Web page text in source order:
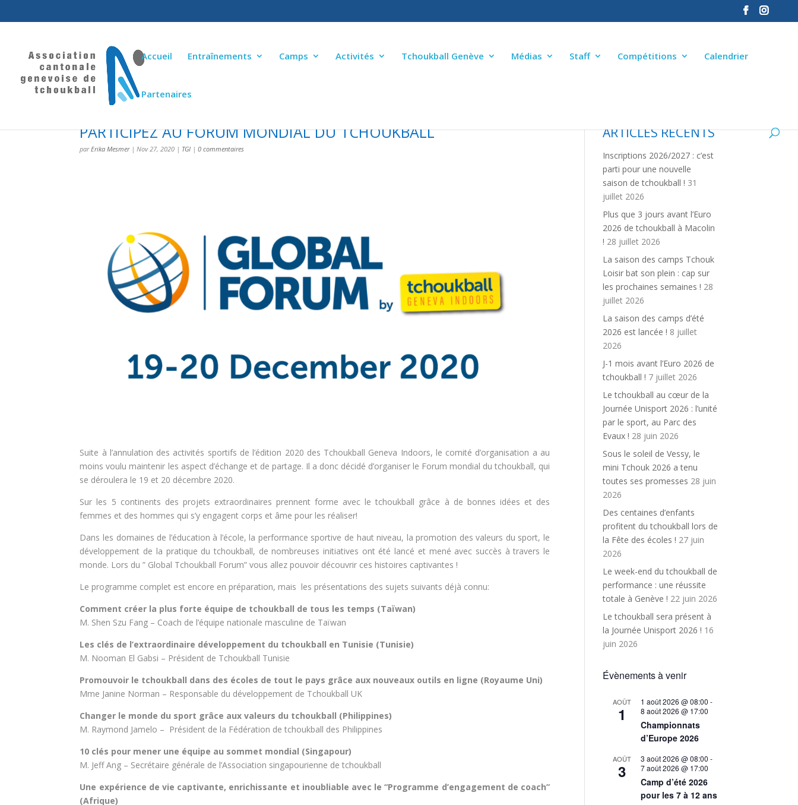
Accueil Entraînements Camps Activités Tchoukball Genève Médias Staff Compétitions Calendrier
Partenaires
PARTICIPEZ AU FORUM MONDIAL DU TCHOUKBALL
parErika Mesmer|Nov 27, 2020 | TGI |0 commentaires
Suite à l’annulation des activités sportifs de l’édition 2020 des Tchoukball Geneva Indoors, le comité d’organisation a au
moins voulu maintenir les aspect d’échange et de partage. Il a donc décidé d’organiser le Forum mondial du tchoukball, qui
se déroulera le 19 et 20 décembre 2020.
Sur les 5 continents des projets extraordinaires prennent forme avec le tchoukball grâce à de bonnes idées et des
femmes et des hommes qui s’y engagent corps et âme pour les réaliser!
Dans les domaines de l’éducation à l’école, la performance sportive de haut niveau, la promotion des valeurs du sport, le
développement de la pratique du tchoukball, de nombreuses initiatives ont été lancé et mené avec succès à travers le
monde. Lors du ” Global Tchoukball Forum” vous allez pouvoir découvrir ces histoires captivantes !
Le programme complet est encore en préparation, mais les présentations des sujets suivants déjà connu:
Comment créer la plus forte équipe de tchoukball de tous les temps (Taïwan)
M. Shen Szu Fang – Coach de l’équipe nationale masculine de Taïwan
Les clés de l’extraordinaire développement du tchoukball en Tunisie (Tunisie)
M. Nooman El Gabsi – Président de Tchoukball Tunisie
Promouvoir le tchoukball dans des écoles de tout le pays grâce aux nouveaux outils en ligne (Royaume Uni)
Mme Janine Norman – Responsable du développement de Tchoukball UK
Changer le monde du sport grâce aux valeurs du tchoukball (Philippines)
M. Raymond Jamelo – Président de la Fédération de tchoukball des Philippines
10 clés pour mener une équipe au sommet mondial (Singapour)
M. Jeff Ang – Secrétaire générale de l’Association singapourienne de tchoukball
Une expérience de vie captivante, enrichissante et inoubliable avec le “Programme d’engagement de coach”
(Afrique)
ARTICLES RÉCENTS
Inscriptions 2026/2027 : c’est
parti pour une nouvelle
saison de tchoukball ! 31
juillet 2026
Plus que 3 jours avant l’Euro
2026 de tchoukball à Macolin
! 28 juillet 2026
La saison des camps Tchouk
Loisir bat son plein : cap sur
les prochaines semaines ! 28
juillet 2026
La saison des camps d’été
2026 est lancée ! 8 juillet
2026
J-1 mois avant l’Euro 2026 de
tchoukball ! 7 juillet 2026
Le tchoukball au cœur de la
Journée Unisport 2026 : l’unité
par le sport, au Parc des
Evaux ! 28 juin 2026
Sous le soleil de Vessy, le
mini Tchouk 2026 a tenu
toutes ses promesses 28 juin
2026
Des centaines d’enfants
profitent du tchoukball lors de
la Fête des écoles ! 27 juin
2026
Le week-end du tchoukball de
performance : une réussite
totale à Genève ! 22 juin 2026
Le tchoukball sera présent à
la Journée Unisport 2026 ! 16
juin 2026
Évènements à venir
AOÛT
1
1 août 2026 @ 08:00 -
8 août 2026 @ 17:00
Championnats
d’Europe 2026
AOÛT
3
3 août 2026 @ 08:00 -
7 août 2026 @ 17:00
Camp d’été 2026
pour les 7 à 12 ans